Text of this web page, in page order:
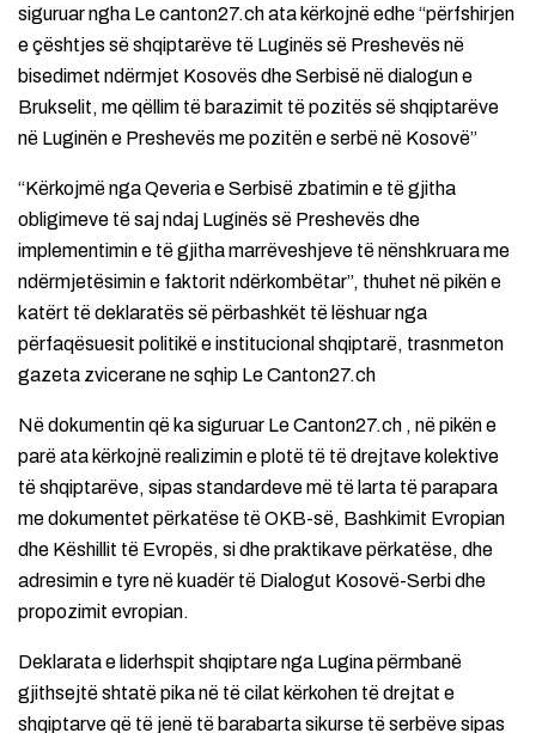
siguruar ngha Le canton27.ch ata kërkojnë edhe “përfshirjen
e çështjes së shqiptarëve të Luginës së Preshevës në
bisedimet ndërmjet Kosovës dhe Serbisë në dialogun e
Brukselit, me qëllim të barazimit të pozitës së shqiptarëve
në Luginën e Preshevës me pozitën e serbë në Kosovë”
“Kërkojmë nga Qeveria e Serbisë zbatimin e të gjitha
obligimeve të saj ndaj Luginës së Preshevës dhe
implementimin e të gjitha marrëveshjeve të nënshkruara me
ndërmjetësimin e faktorit ndërkombëtar”, thuhet në pikën e
katërt të deklaratës së përbashkët të lëshuar nga
përfaqësuesit politikë e institucional shqiptarë, trasnmeton
gazeta zvicerane ne sqhip Le Canton27.ch
Në dokumentin që ka siguruar Le Canton27.ch , në pikën e
parë ata kërkojnë realizimin e plotë të të drejtave kolektive
të shqiptarëve, sipas standardeve më të larta të parapara
me dokumentet përkatëse të OKB-së, Bashkimit Evropian
dhe Këshillit të Evropës, si dhe praktikave përkatëse, dhe
adresimin e tyre në kuadër të Dialogut Kosovë-Serbi dhe
propozimit evropian.
Deklarata e liderhspit shqiptare nga Lugina përmbanë
gjithsejtë shtatë pika në të cilat kërkohen të drejtat e
shqiptarve që të jenë të barabarta sikurse të serbëve sipas